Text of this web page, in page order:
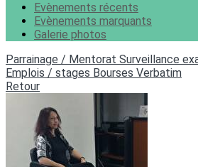
Evènements récents
Evènements marquants
Galerie photos
Parrainage / Mentorat Surveillance
Emplois / stages Bourses Verbatim
Retour